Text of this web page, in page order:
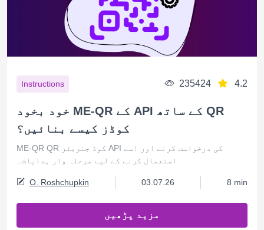
Instructions 235424 4.2
خود بخود ME-QR کے API کے ساتھ QR
کوڈز کیسے بنائیں؟
ME-QR QR کوڈ جنریٹر API کی درخواست کرنے اور اسے
استعمال کرنے کے لیے مرحلہ وار ہدایات۔
O. Roshchupkin 03.07.26 8 min
مزید پڑھیں